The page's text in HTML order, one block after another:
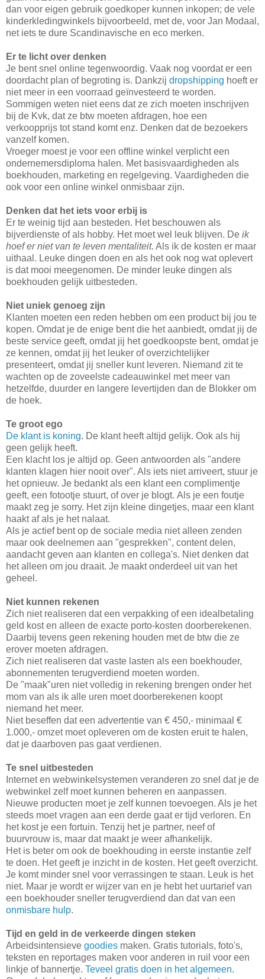
dan voor eigen gebruik goedkoper kunnen inkopen; de vele
kinderkledingwinkels bijvoorbeeld, met de, voor Jan Modaal,
net iets te dure Scandinavische en eco merken.
Er te licht over denken
Je bent snel online tegenwoordig. Vaak nog voordat er een
doordacht plan of begroting is. Dankzij dropshipping hoeft er
niet meer in een voorraad geïnvesteerd te worden.
Sommigen weten niet eens dat ze zich moeten inschrijven
bij de Kvk, dat ze btw moeten afdragen, hoe een
verkoopprijs tot stand komt enz. Denken dat de bezoekers
vanzelf komen.
Vroeger moest je voor een offline winkel verplicht een
ondernemersdiploma halen. Met basisvaardigheden als
boekhouden, marketing en regelgeving. Vaardigheden die
ook voor een online winkel onmisbaar zijn.
Denken dat het iets voor erbij is
Er te weinig tijd aan besteden. Het beschouwen als
bijverdienste of als hobby. Het moet wel leuk blijven. De ik
hoef er niet van te leven mentaliteit. Als ik de kosten er maar
uithaal. Leuke dingen doen en als het ook nog wat oplevert
is dat mooi meegenomen. De minder leuke dingen als
boekhouden gelijk uitbesteden.
Niet uniek genoeg zijn
Klanten moeten een reden hebben om een product bij jou te
kopen. Omdat je de enige bent die het aanbiedt, omdat jij de
beste service geeft, omdat jij het goedkoopste bent, omdat je
ze kennen, omdat jij het leuker of overzichtelijker
presenteert, omdat jij sneller kunt leveren. Niemand zit te
wachten op de zoveelste cadeauwinkel met meer van
hetzelfde, duurder en langere levertijden dan de Blokker om
de hoek.
Te groot ego
De klant is koning. De klant heeft altijd gelijk. Ook als hij
geen gelijk heeft.
Een klacht los je altijd op. Geen antwoorden als "andere
klanten klagen hier nooit over". Als iets niet arriveert, stuur je
het opnieuw. Je bedankt als een klant een complimentje
geeft, een fotootje stuurt, of over je blogt. Als je een foutje
maakt zeg je sorry. Het zijn kleine dingetjes, maar een klant
haakt af als je het nalaat.
Als je actief bent op de sociale media niet alleen zenden
maar ook deelnemen aan "gesprekken", content delen,
aandacht geven aan klanten en collega's. Niet denken dat
het alleen om jou draait. Je maakt onderdeel uit van het
geheel.
Niet kunnen rekenen
Zich niet realiseren dat een verpakking of een idealbetaling
geld kost en alleen de exacte porto-kosten doorberekenen.
Daarbij tevens geen rekening houden met de btw die ze
erover moeten afdragen.
Zich niet realiseren dat vaste lasten als een boekhouder,
abonnementen terugverdiend moeten worden.
De "maak"uren niet volledig in rekening brengen onder het
mom van als ik alle uren moet doorberekenen koopt
niemand het meer.
Niet beseffen dat een advertentie van € 450,- minimaal €
1.000,- omzet moet opleveren om de kosten eruit te halen,
dat je daarboven pas gaat verdienen.
Te snel uitbesteden
Internet en webwinkelsystemen veranderen zo snel dat je de
webwinkel zelf moet kunnen beheren en aanpassen.
Nieuwe producten moet je zelf kunnen toevoegen. Als je het
steeds moet vragen aan een derde gaat er tijd verloren. En
het kost je een fortuin. Tenzij het je partner, neef of
buurvrouw is, maar dat maakt je weer afhankelijk.
Het is beter om ook de boekhouding in eerste instantie zelf
te doen. Het geeft je inzicht in de kosten. Het geeft overzicht.
Je komt minder snel voor verrassingen te staan. Leuk is het
niet. Maar je wordt er wijzer van en je hebt het uurtarief van
een boekhouder sneller terugverdiend dan dat van een
onmisbare hulp.
Tijd en geld in de verkeerde dingen steken
Arbeidsintensieve goodies maken. Gratis tutorials, foto's,
teksten en reportages maken voor anderen in ruil voor een
linkje of bannertje. Teveel gratis doen in het algemeen.